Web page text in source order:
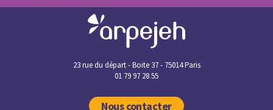
23 rue du départ - Boite 37 - 75014 Paris
01 79 97 28 55
Nous contacter